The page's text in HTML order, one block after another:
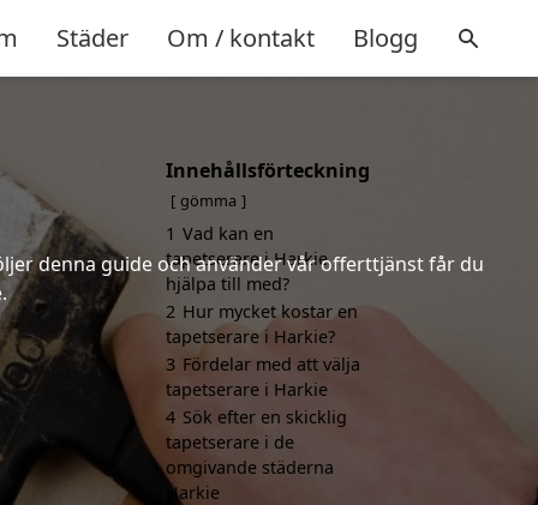
Städer Om / kontakt Blogg
denna guide och använder vår offerttjänst får du
Innehållsförteckning
gömma
1 Vad kan en
tapetserare i Harkie
hjälpa till med?
2 Hur mycket kostar en
tapetserare i Harkie?
3 Fördelar med att välja
tapetserare i Harkie
4 Sök efter en skicklig
tapetserare i de
omgivande städerna
Harkie